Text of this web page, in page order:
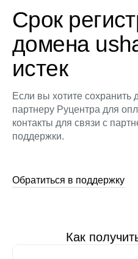
Срок
домена
истек
Если вы хотите сохранить
партнеру Руцентра для
контакты для связи с
поддержки.
Обратиться в поддержку
Как